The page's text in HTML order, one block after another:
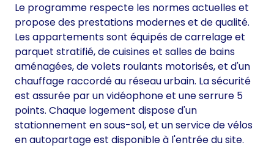
Le programme respecte les normes actuelles et
propose des prestations modernes et de qualité.
Les appartements sont équipés de carrelage et
parquet stratifié, de cuisines et salles de bains
aménagées, de volets roulants motorisés, et d'un
chauffage raccordé au réseau urbain. La sécurité
est assurée par un vidéophone et une serrure 5
points. Chaque logement dispose d'un
stationnement en sous-sol, et un service de vélos
en autopartage est disponible à l'entrée du site.